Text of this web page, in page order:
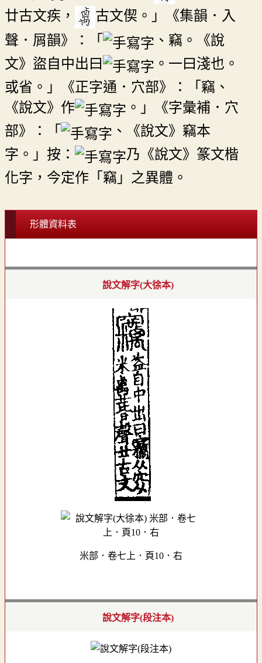
廿古文疾，
古文偰。」《集韻．入
聲．屑韻》：「
、竊。《說
文》盜自中出曰
。一曰淺也。
或省。」《正字通．穴部》：「竊、
《說文》作
。」《字彙補．穴
部》：「
、《說文》竊本
字。」按：
乃《說文》篆文楷
化字，今定作「竊」之異體。
形體資料表
說文解字(大徐本)
米部．卷七上．頁10．右
說文解字(段注本)